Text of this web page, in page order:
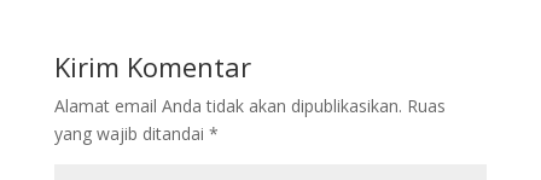
Kirim Komentar
Alamat email Anda tidak akan dipublikasikan. Ruas
yang wajib ditandai *